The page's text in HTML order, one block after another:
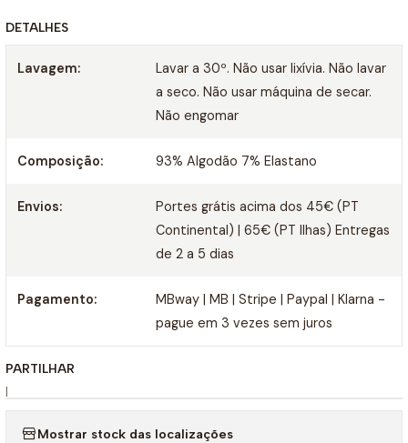
DETALHES
Lavagem:
Lavar a 30º. Não usar lixívia. Não lavar
a seco. Não usar máquina de secar.
Não engomar
Composição: 93% Algodão 7% Elastano
Envios:
Portes grátis acima dos 45€ (PT
Continental) | 65€ (PT Ilhas) Entregas
de 2 a 5 dias
Pagamento:
MBway | MB | Stripe | Paypal | Klarna -
pague em 3 vezes sem juros
PARTILHAR
|
Mostrar stock das localizações